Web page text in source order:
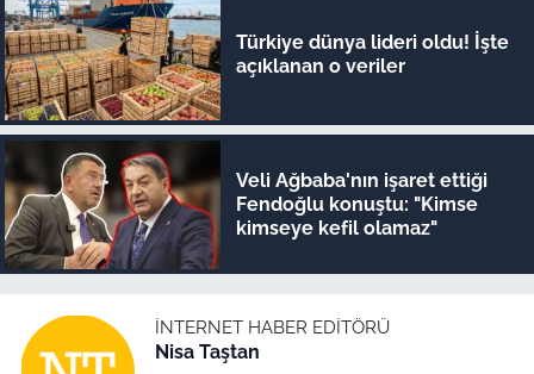
Türkiye dünya lideri oldu! İşte
açıklanan o veriler
Veli Ağbaba'nın işaret ettiği
Fendoğlu konuştu: "Kimse
kimseye kefil olamaz"
İNTERNET HABER EDITÖRÜ
Nisa Taştan